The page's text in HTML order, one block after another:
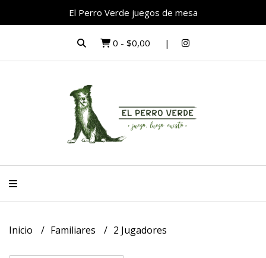
El Perro Verde juegos de mesa
0 - $0,00
Inicio Familiares 2 Jugadores